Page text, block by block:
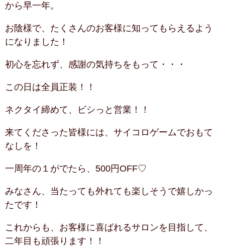
から早一年。
お陰様で、たくさんのお客様に知ってもらえるよう
になりました！
初心を忘れず、感謝の気持ちをもって・・・
この日は全員正装！！
ネクタイ締めて、ビシっと営業！！
来てくださった皆様には、サイコロゲームでおもて
なしを！
一周年の１がでたら、500円OFF♡
みなさん、当たっても外れても楽しそうで嬉しかっ
たです！
これからも、お客様に喜ばれるサロンを目指して、
二年目も頑張ります！！